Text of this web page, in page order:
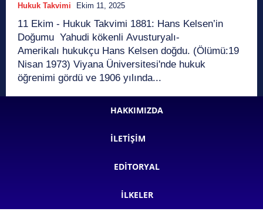
Hukuk Takvimi Ekim 11, 2025
11 Ekim - Hukuk Takvimi 1881: Hans Kelsen’in
Doğumu Yahudi kökenli Avusturyalı-
Amerikalı hukukçu Hans Kelsen doğdu. (Ölümü:19
Nisan 1973) Viyana Üniversitesi'nde hukuk
öğrenimi gördü ve 1906 yılında...
HAKKIMIZDA
İLETIŞIM
EDITORYAL
İLKELER